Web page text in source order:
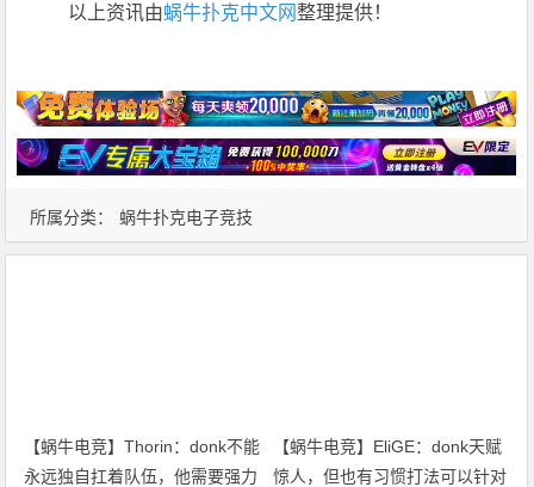
所属分类： 蜗牛扑克电子竞技
以上资讯由蜗牛扑克中文网整理提供！
【蜗牛电竞】Thorin：donk不能
永远独自扛着队伍，他需要强力
【蜗牛电竞】EliGE：donk天赋
惊人，但也有习惯打法可以针对